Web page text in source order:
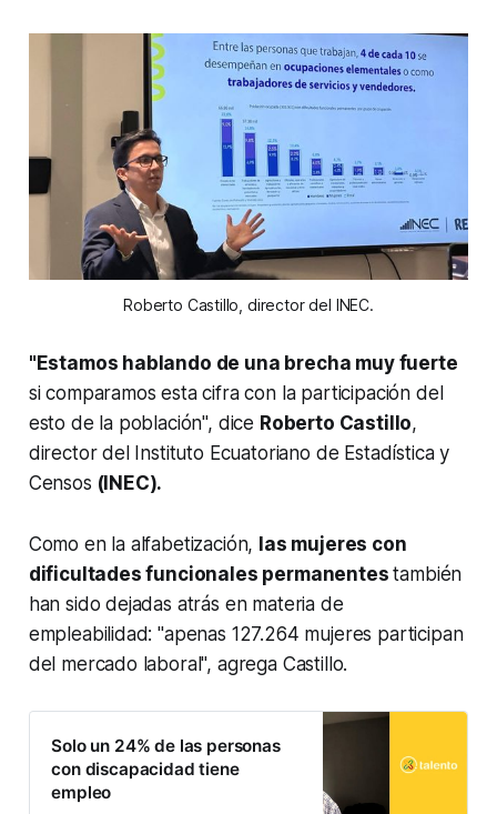
Roberto Castillo, director del INEC.
"Estamos hablando de una brecha muy fuerte
si comparamos esta cifra con la participación del
esto de la población", dice Roberto Castillo,
director del Instituto Ecuatoriano de Estadística y
Censos (INEC).
Como en la alfabetización, las mujeres con
dificultades funcionales permanentestambién
han sido dejadas atrás en materia de
empleabilidad: "apenas 127.264 mujeres participan
del mercado laboral", agrega Castillo.
Solo un 24% de las personas
con discapacidad tiene
empleo